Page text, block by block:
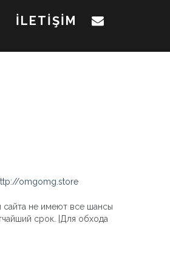
İLETİŞİM
omgomg.store
не имеют все шансы
срок. |Для обхода